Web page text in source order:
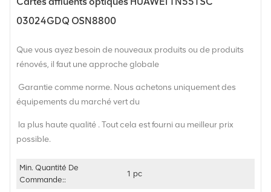
03024GDQ OSN8800
Que vous ayez besoin de nouveaux produits ou de produits
rénovés, il faut une approche globale
Garantie comme norme. Nous achetons uniquement des
équipements du marché vert du
la plus haute qualité . Tout cela est fourni au meilleur prix
possible.
Min. Quantité De
Commande::
1 pc